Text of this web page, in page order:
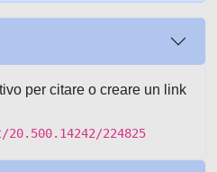
per citare o creare un link
224825